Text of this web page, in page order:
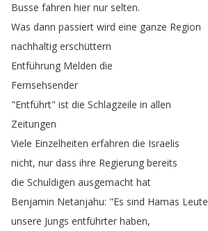
Busse fahren hier nur selten.
Was dann passiert wird eine ganze Region
nachhaltig erschüttern
Entführung Melden die
Fernsehsender
"Entführt" ist die Schlagzeile in allen
Zeitungen
Viele Einzelheiten erfahren die Israelis
nicht, nur dass ihre Regierung bereits
die Schuldigen ausgemacht hat
Benjamin Netanjahu: "Es sind Hamas Leute
unsere Jungs entführter haben,